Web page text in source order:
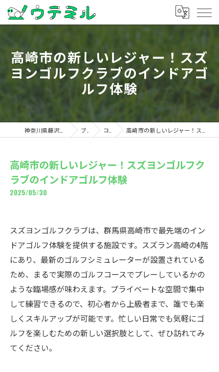
高崎市の新しいレジャー！スズ
ヨンゴルフクラブのインドアゴ
ルフ体験
ブログ コラム 高崎市の新しいレジャー！スズヨンゴルフクラブのインドアゴルフ体験
高崎市の新しいレジャー！スズヨンゴルフク
ラブのインドアゴルフ体験
2025/05/30
スズヨンゴルフクラブは、群馬県高崎市で最先端のイン
ドアゴルフ体験を提供する施設です。スズラン高崎の4階
にあり、最新のゴルフシミュレーターが設置されている
ため、まるで実際のゴルフコースでプレーしているかの
ような臨場感が味わえます。プライベートな空間で集中
して練習できるので、初心者から上級者まで、誰でも楽
しくスキルアップが可能です。忙しい日常でも気軽にゴ
ルフを楽しむための新しい選択肢として、ぜひ訪れてみ
てください。